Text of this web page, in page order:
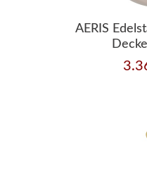
AERIS